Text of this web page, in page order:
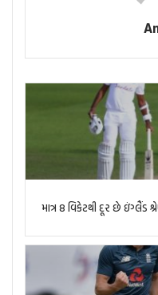
માત્ર 8 વિકેટથી દૂર છે